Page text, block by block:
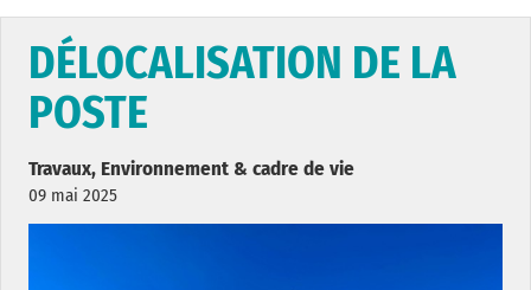
DÉLOCALISATION DE LA
POSTE
Travaux, Environnement & cadre de vie
09 mai 2025